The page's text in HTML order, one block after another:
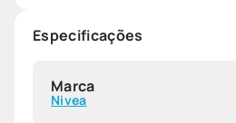
Especificações
Marca
Nivea